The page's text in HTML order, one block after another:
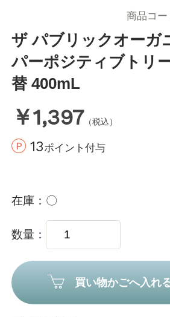
ザ パブリックオーガ
パーポジティブトリ
替 400mL
￥1,397 （税込）
13ポイント付与
商品コー
在庫 〇
数量
買い物かごへ入れ